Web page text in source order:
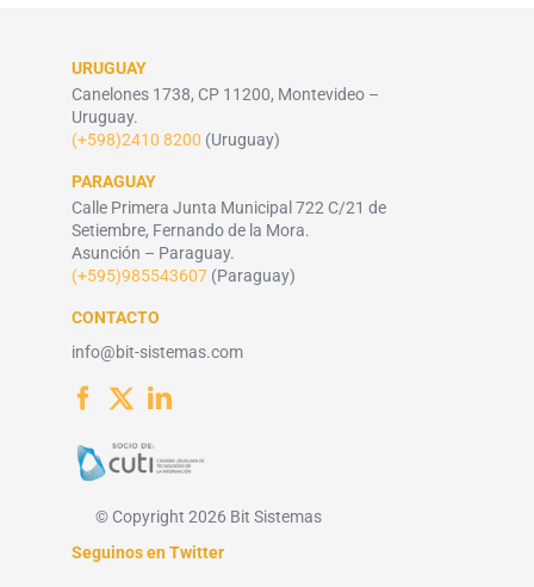
URUGUAY
Canelones 1738, CP 11200, Montevideo –
Uruguay.
(+598)2410 8200 (Uruguay)
PARAGUAY
Calle Primera Junta Municipal 722 C/21 de
Setiembre, Fernando de la Mora.
Asunción – Paraguay.
(+595)985543607 (Paraguay)
CONTACTO
info@bit-sistemas.com
© Copyright 2026 Bit Sistemas
Seguinos en Twitter